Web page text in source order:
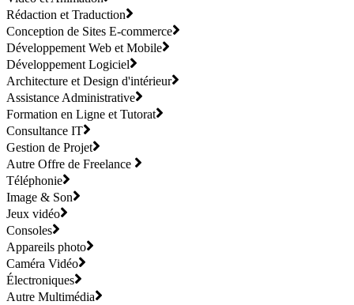
Rédaction et Traduction
Conception de Sites E-commerce
Développement Web et Mobile
Développement Logiciel
Architecture et Design d'intérieur
Assistance Administrative
Formation en Ligne et Tutorat
Consultance IT
Gestion de Projet
Autre Offre de Freelance
Téléphonie
Image & Son
Jeux vidéo
Consoles
Appareils photo
Caméra Vidéo
Électroniques
Autre Multimédia